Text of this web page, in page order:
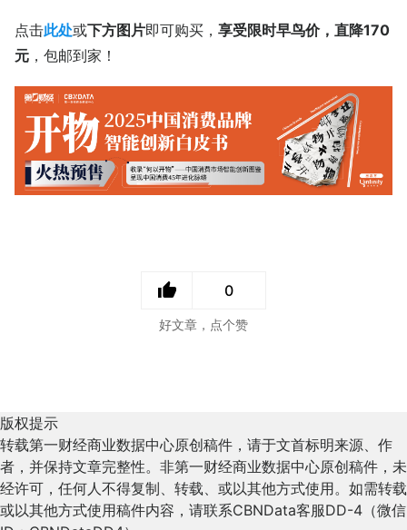
点击此处或下方图片即可购买， 享受限时早鸟价，直降170
元 ，包邮到家！
0
好文章，点个赞
版权提示
转载第一财经商业数据中心原创稿件，请于文首标明来源、作
者，并保持文章完整性。非第一财经商业数据中心原创稿件，未
经许可，任何人不得复制、转载、或以其他方式使用。如需转载
或以其他方式使用稿件内容，请联系CBNData客服DD-4（微信